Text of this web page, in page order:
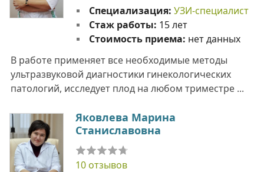
Специализация: УЗИ-специалист
Стаж работы: 15 лет
Стоимость приема: нет данных
В работе применяет все необходимые методы
ультразвуковой диагностики гинекологических
патологий, исследует плод на любом триместре ...
Яковлева Марина
Станиславовна
10 отзывов